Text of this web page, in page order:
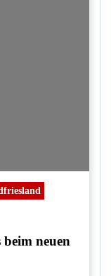
beim neuen